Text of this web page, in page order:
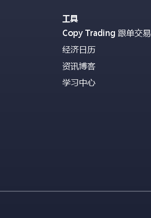
工具
Copy Trading 跟单交易
经济日历
资讯博客
学习中心